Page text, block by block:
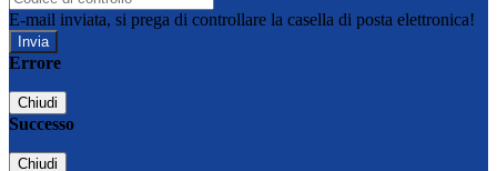
E-mail inviata, si prega di controllare la casella di posta elettronica!
Errore
Chiudi
Successo
Chiudi